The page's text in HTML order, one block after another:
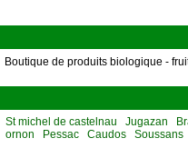
Boutique de produits biologique -
St michel de castelnau Jugazan
ornon
Pessac Caudos Soussans